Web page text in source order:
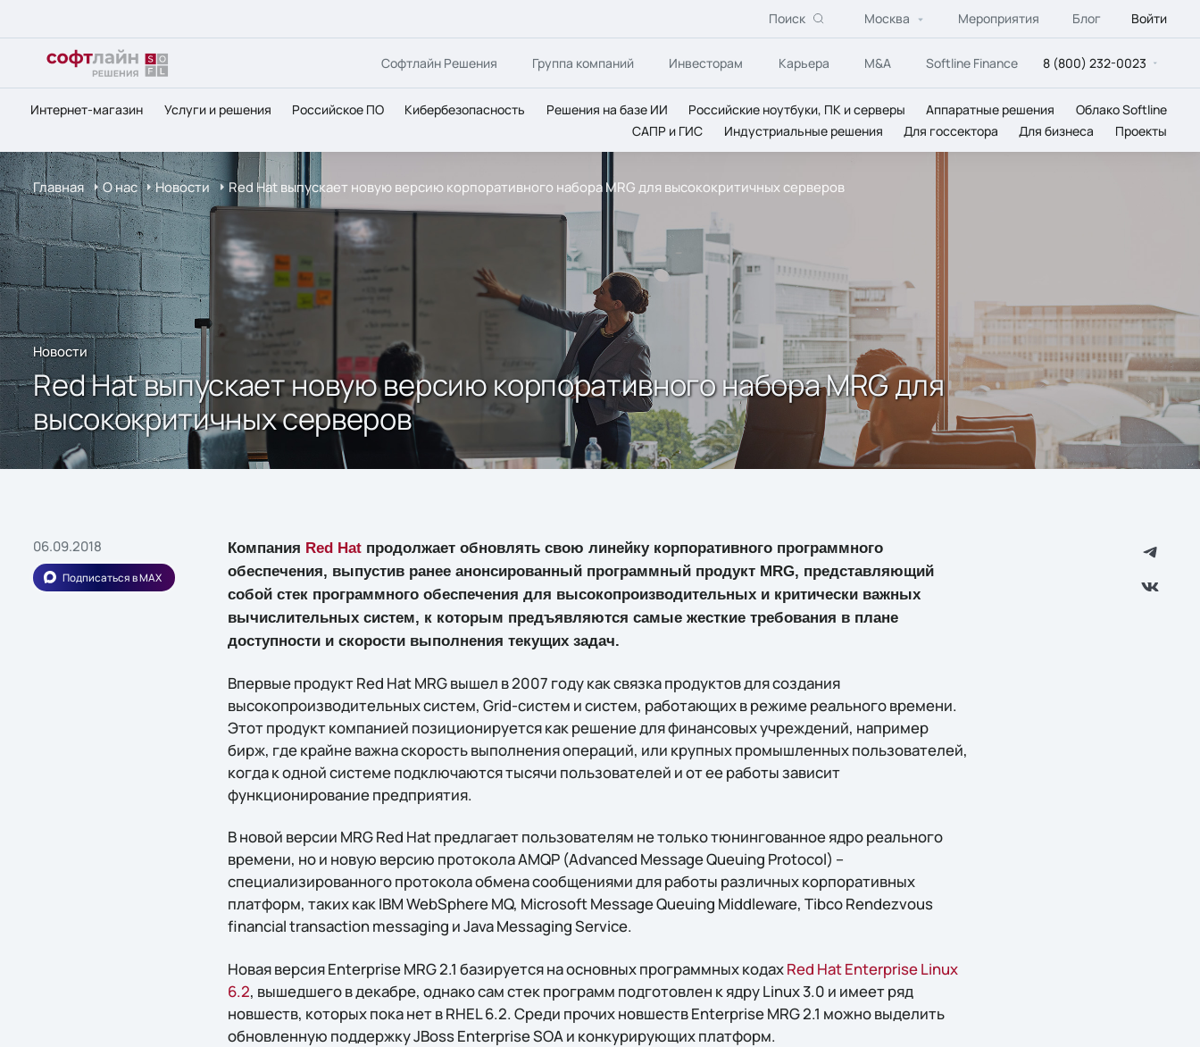
Поиск Москва Мероприятия Блог Войти
Софтлайн Решения Группа компаний Инвесторам Карьера M&A Softline Finance 8 (800) 232-0023
Интернет-магазин Услуги и решения Российское ПО Кибербезопасность Решения на базе ИИ Российские ноутбуки, ПК и серверы Аппаратные решения
Облако Softline
САПР и ГИС
Индустриальные решения Для госсектора Для бизнеса Проекты
Главная О нас Новости Red Hat выпускает новую версию корпоративного набора MRG для высококритичных серверов
Новости
Red Hat выпускает новую версию корпоративного набора MRG для
высококритичных серверов
06.09.2018
Подписаться в MAX
Компания Red Hatпродолжает обновлять свою линейку корпоративного программного
обеспечения, выпустив ранее анонсированный программный продукт MRG, представляющий
собой стек программного обеспечения для высокопроизводительных и критически важных
вычислительных систем, к которым предъявляются самые жесткие требования в плане
доступности и скорости выполнения текущих задач.
Впервые продукт Red Hat MRG вышел в 2007 году как связка продуктов для создания
высокопроизводительных систем, Grid-систем и систем, работающих в режиме реального времени.
Этот продукт компанией позиционируется как решение для финансовых учреждений, например
бирж, где крайне важна скорость выполнения операций, или крупных промышленных пользователей,
когда к одной системе подключаются тысячи пользователей и от ее работы зависит
функционирование предприятия.
В новой версии MRG Red Hat предлагает пользователям не только тюнингованное ядро реального
времени, но и новую версию протокола AMQP (Advanced Message Queuing Protocol) –
специализированного протокола обмена сообщениями для работы различных корпоративных
платформ, таких как IBM WebSphere MQ, Microsoft Message Queuing Middleware, Tibco Rendezvous
financial transaction messaging и Java Messaging Service.
Новая версия Enterprise MRG 2.1 базируется на основных программных кодахRed Hat Enterprise Linux
6.2, вышедшего в декабре, однако сам стек программ подготовлен к ядру Linux 3.0 и имеет ряд
новшеств, которых пока нет в RHEL 6.2. Среди прочих новшеств Enterprise MRG 2.1 можно выделить
обновленную поддержку JBoss Enterprise SOA и конкурирующих платформ.